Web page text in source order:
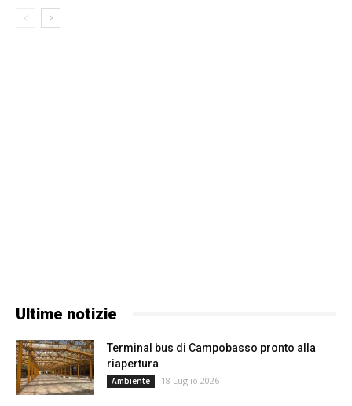
Ultime notizie
Terminal bus di Campobasso pronto alla
riapertura
Ambiente 18 Luglio 2026